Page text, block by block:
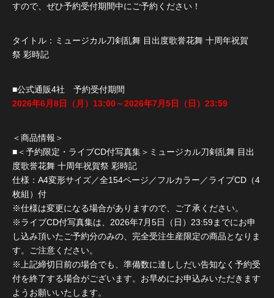
すので、ぜひ予約受付期間中にご予約ください！
タイトル：ミュージカル刀剣乱舞 目出度歌誉花舞 十周年祝賀
祭 彩時記
■公式通販4社 予約受付期間
2026年6月8日（月）13:00～2026年7月5日（日）23:59
＜商品情報＞
■＜予約限定・ライブCD付写真集＞ミュージカル刀剣乱舞 目出
度歌誉花舞 十周年祝賀祭 彩時記
仕様：A4変形サイズ／全154ページ／フルカラー／ライブCD（4
枚組）付
※仕様は変更になる場合がありますので、ご了承ください。
※ライブCD付写真集は、2026年7月5日（日）23:59までにお申
し込み頂いたご予約分のみの、完全受注生産限定の商品となりま
す。ご注意ください。
※上記締切日前の場合でも、準備数に達ししだい告知なく予約受
付を終了する場合がございます。お早めにお申込みいただきます
ようお願いいたします。